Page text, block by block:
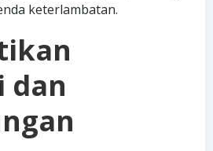
keterlambatan.
dan